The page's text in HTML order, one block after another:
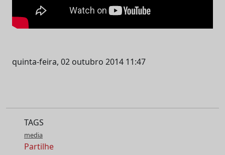
quinta-feira, 02 outubro 2014 11:47
TAGS
media
Partilhe